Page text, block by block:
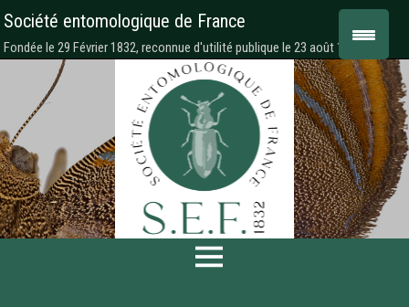
Société entomologique de France
Fondée le 29 Février 1832, reconnue d'utilité publique le 23 août 1878